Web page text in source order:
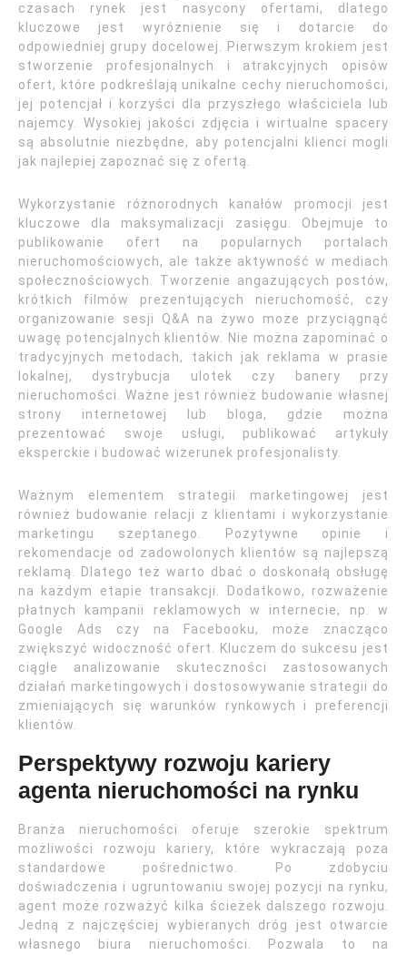
czasach rynek jest nasycony ofertami, dlatego
kluczowe jest wyróżnienie się i dotarcie do
odpowiedniej grupy docelowej. Pierwszym krokiem jest
stworzenie profesjonalnych i atrakcyjnych opisów
ofert, które podkreślają unikalne cechy nieruchomości,
jej potencjał i korzyści dla przyszłego właściciela lub
najemcy. Wysokiej jakości zdjęcia i wirtualne spacery
są absolutnie niezbędne, aby potencjalni klienci mogli
jak najlepiej zapoznać się z ofertą.
Wykorzystanie różnorodnych kanałów promocji jest
kluczowe dla maksymalizacji zasięgu. Obejmuje to
publikowanie ofert na popularnych portalach
nieruchomościowych, ale także aktywność w mediach
społecznościowych. Tworzenie angażujących postów,
krótkich filmów prezentujących nieruchomość, czy
organizowanie sesji Q&A na żywo może przyciągnąć
uwagę potencjalnych klientów. Nie można zapominać o
tradycyjnych metodach, takich jak reklama w prasie
lokalnej, dystrybucja ulotek czy banery przy
nieruchomości. Ważne jest również budowanie własnej
strony internetowej lub bloga, gdzie można
prezentować swoje usługi, publikować artykuły
eksperckie i budować wizerunek profesjonalisty.
Ważnym elementem strategii marketingowej jest
również budowanie relacji z klientami i wykorzystanie
marketingu szeptanego. Pozytywne opinie i
rekomendacje od zadowolonych klientów są najlepszą
reklamą. Dlatego też warto dbać o doskonałą obsługę
na każdym etapie transakcji. Dodatkowo, rozważenie
płatnych kampanii reklamowych w internecie, np. w
Google Ads czy na Facebooku, może znacząco
zwiększyć widoczność ofert. Kluczem do sukcesu jest
ciągłe analizowanie skuteczności zastosowanych
działań marketingowych i dostosowywanie strategii do
zmieniających się warunków rynkowych i preferencji
klientów.
Perspektywy rozwoju kariery
agenta nieruchomości na rynku
Branża nieruchomości oferuje szerokie spektrum
możliwości rozwoju kariery, które wykraczają poza
standardowe pośrednictwo. Po zdobyciu
doświadczenia i ugruntowaniu swojej pozycji na rynku,
agent może rozważyć kilka ścieżek dalszego rozwoju.
Jedną z najczęściej wybieranych dróg jest otwarcie
własnego biura nieruchomości. Pozwala to na